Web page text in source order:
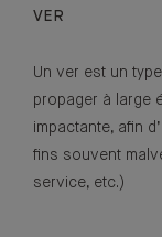
VER
Un ver est un
propager à large
impactante, afin
fins souvent
service, etc.)